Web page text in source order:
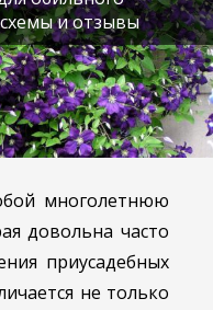
и отзывы
многолетнюю
довольна часто
приусадебных
не только